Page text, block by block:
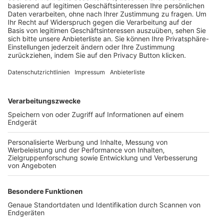
BFV-Geschäftsstellen
Trainerbörse
Login SpielPlus
FOLGE DEM BFV
TOP-VEREINE
TOP-PARTNER